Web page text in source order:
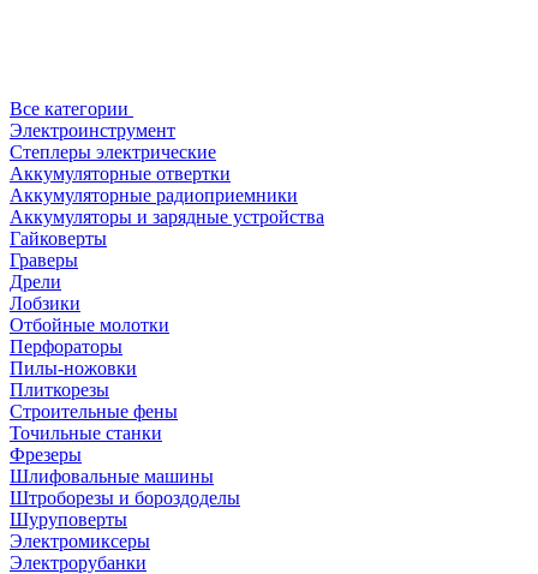
Все категории
Электроинструмент
Степлеры электрические
Аккумуляторные отвертки
Аккумуляторные радиоприемники
Аккумуляторы и зарядные устройства
Гайковерты
Граверы
Дрели
Лобзики
Отбойные молотки
Перфораторы
Пилы-ножовки
Плиткорезы
Строительные фены
Точильные станки
Фрезеры
Шлифовальные машины
Штроборезы и бороздоделы
Шуруповерты
Электромиксеры
Электрорубанки